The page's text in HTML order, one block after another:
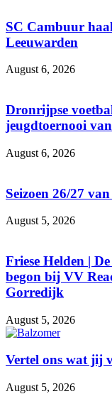
SC Cambuur
Leeuwarden
August 6, 2026
Dronrijpse
jeugdtoernooi
August 6, 2026
Seizoen 26/27
August 5, 2026
Friese Helden |
begon bij VV
Gorredijk
August 5, 2026
Vertel ons wat jij
August 5, 2026